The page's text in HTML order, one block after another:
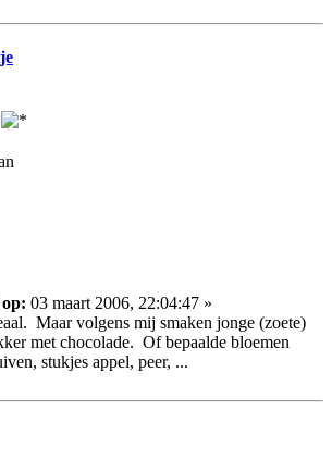
03 maart 2006, 22:04:47 »
Maar volgens mij smaken jonge (zoete)
met chocolade. Of bepaalde bloemen
stukjes appel, peer, ...